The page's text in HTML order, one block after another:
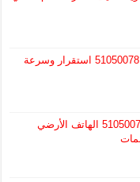
فني شبكات انترنت الكويت 51050078 استقرار وسرعة
تركيب خط أرضي الكويت 51050078 الهاتف الأرضي